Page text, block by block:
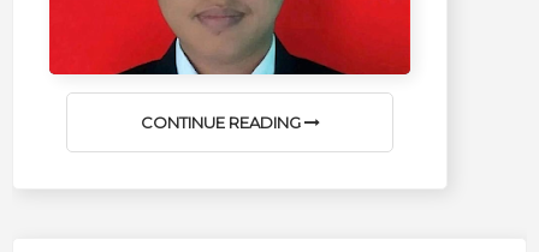
CONTINUE READING